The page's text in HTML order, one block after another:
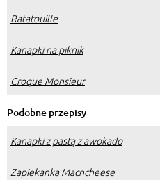
Ratatouille
Kanapki na piknik
Croque Monsieur
Podobne przepisy
Kanapki z pastą z awokado
Zapiekanka Macncheese